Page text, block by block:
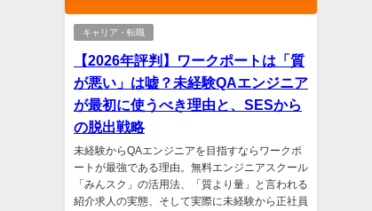
キャリア・転職
【2026年評判】ワークポートは「質
が悪い」は嘘？未経験QAエンジニア
が最初に使うべき理由と、SESから
の脱出戦略
未経験からQAエンジニアを目指すならワークポ
ートが最強である理由。無料エンジニアスクール
「みんスク」の活用法、「質より量」と言われる
紹介求人の実態、そして実際に未経験から正社員